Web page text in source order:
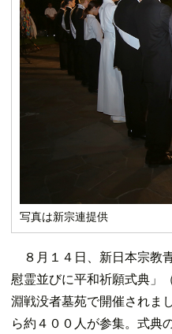
写真は新宗連提供
８月１４日、新日本宗教
慰霊並びに平和祈願式典」
淵戦没者墓苑で開催されま
ら約４００人が参集。式典